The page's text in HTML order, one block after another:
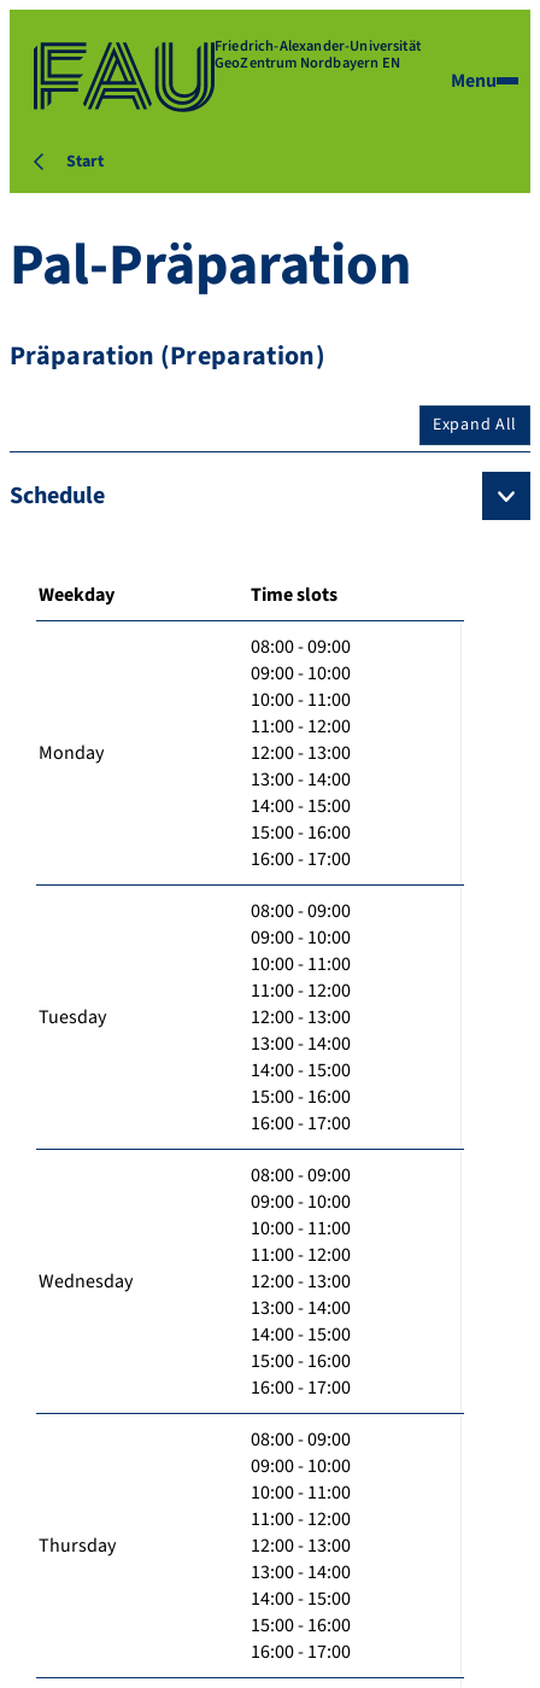
Friedrich-Alexander-Universität
GeoZentrum Nordbayern EN
Menu
Start
Pal-Präparation
Präparation (Preparation)
Expand All
Schedule
Weekday Time slots
Monday
08:00 - 09:00
09:00 - 10:00
10:00 - 11:00
11:00 - 12:00
12:00 - 13:00
13:00 - 14:00
14:00 - 15:00
15:00 - 16:00
16:00 - 17:00
Tuesday
08:00 - 09:00
09:00 - 10:00
10:00 - 11:00
11:00 - 12:00
12:00 - 13:00
13:00 - 14:00
14:00 - 15:00
15:00 - 16:00
16:00 - 17:00
Wednesday
08:00 - 09:00
09:00 - 10:00
10:00 - 11:00
11:00 - 12:00
12:00 - 13:00
13:00 - 14:00
14:00 - 15:00
15:00 - 16:00
16:00 - 17:00
Thursday
08:00 - 09:00
09:00 - 10:00
10:00 - 11:00
11:00 - 12:00
12:00 - 13:00
13:00 - 14:00
14:00 - 15:00
15:00 - 16:00
16:00 - 17:00